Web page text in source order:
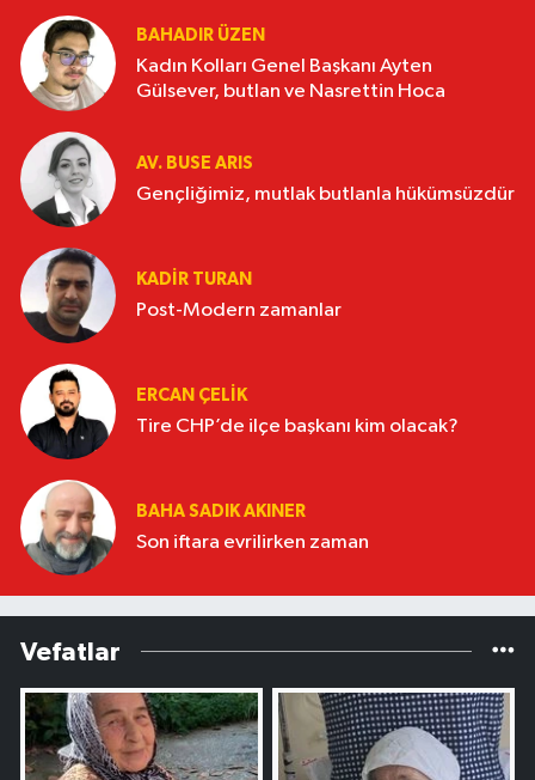
BAHADIR ÜZEN
Kadın Kolları Genel Başkanı Ayten
Gülsever, butlan ve Nasrettin Hoca
AV. BUSE ARIS
Gençliğimiz, mutlak butlanla hükümsüzdür
KADIR TURAN
Post-Modern zamanlar
ERCAN ÇELIK
Tire CHP’de ilçe başkanı kim olacak?
BAHA SADIK AKINER
Son iftara evrilirken zaman
Vefatlar